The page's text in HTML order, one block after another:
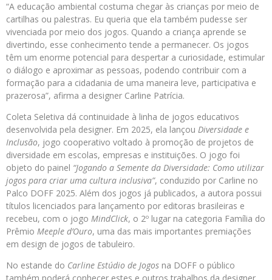
“A educação ambiental costuma chegar às crianças por meio de
cartilhas ou palestras. Eu queria que ela também pudesse ser
vivenciada por meio dos jogos. Quando a criança aprende se
divertindo, esse conhecimento tende a permanecer. Os jogos
têm um enorme potencial para despertar a curiosidade, estimular
o diálogo e aproximar as pessoas, podendo contribuir com a
formação para a cidadania de uma maneira leve, participativa e
prazerosa”, afirma a designer Carline Patrícia.
Coleta Seletiva dá continuidade à linha de jogos educativos
desenvolvida pela designer. Em 2025, ela lançou Diversidade e
Inclusão, jogo cooperativo voltado à promoção de projetos de
diversidade em escolas, empresas e instituições. O jogo foi
objeto do painel “Jogando a Semente da Diversidade: Como utilizar
jogos para criar uma cultura inclusiva”, conduzido por Carline no
Palco DOFF 2025. Além dos jogos já publicados, a autora possui
títulos licenciados para lançamento por editoras brasileiras e
recebeu, com o jogo MindClick, o 2º lugar na categoria Família do
Prêmio Meeple d’Ouro, uma das mais importantes premiações
em design de jogos de tabuleiro.
No estande do Carline Estúdio de Jogos na DOFF o público